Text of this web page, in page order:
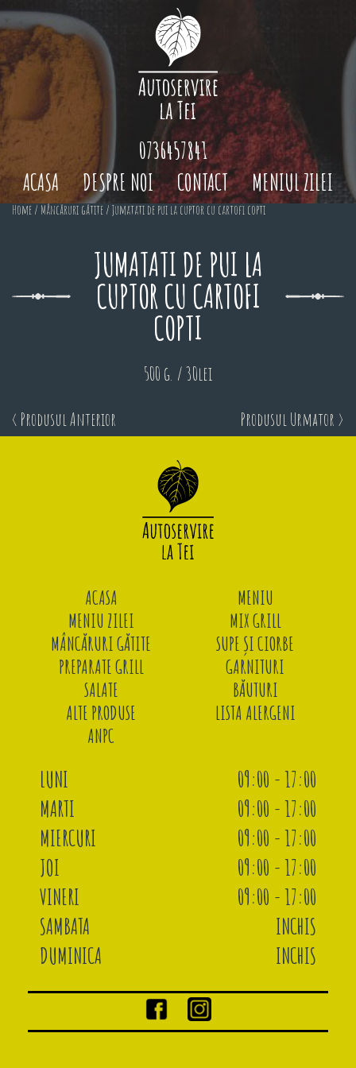
ACASA DESPRE NOI CONTACT MENIUL ZILEI
0736457841
Home / Mâncăruri gătite / Jumatati de pui la cuptor cu cartofi copti
JUMATATI DE PUI LA
CUPTOR CU CARTOFI
COPTI
500 g. / 30lei
< Produsul Anterior Produsul Urmator >
ACASA
MENIU
MENIU ZILEI
MIX GRILL
MÂNCĂRURI GĂTITE
SUPE ȘI CIORBE
PREPARATE GRILL
GARNITURI
SALATE
BĂUTURI
ALTE PRODUSE
LISTA ALERGENI
ANPC
LUNI
09:00 - 17:00
MARTI
09:00 - 17:00
MIERCURI
09:00 - 17:00
JOI
09:00 - 17:00
VINERI
09:00 - 17:00
SAMBATA
INCHIS
DUMINICA
INCHIS